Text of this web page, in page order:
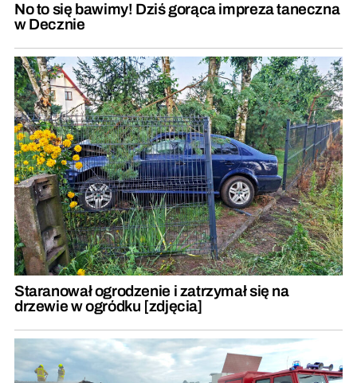
No to się bawimy! Dziś gorąca impreza taneczna
w Decznie
Staranował ogrodzenie i zatrzymał się na
drzewie w ogródku [zdjęcia]